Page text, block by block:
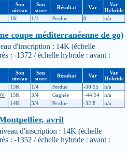
Son
niveau
Son
score
Résultat Var
Var
Hybride
1K 1/1 Perdue 0 n/a
coupe méditerranéenne de go)
d'inscription : 14K (échelle
: -1372 / échelle hybride : avant :
Son
niveau
Son
score
Résultat Var
Var
Hybride
13K 1/4 Perdue -30.95
n/a
15K 3/4 Gagnée +44.54
n/a
14K 3/4 Perdue -32.8 n/a
avril
d'inscription : 14K (échelle
: -1352 / échelle hybride : avant :